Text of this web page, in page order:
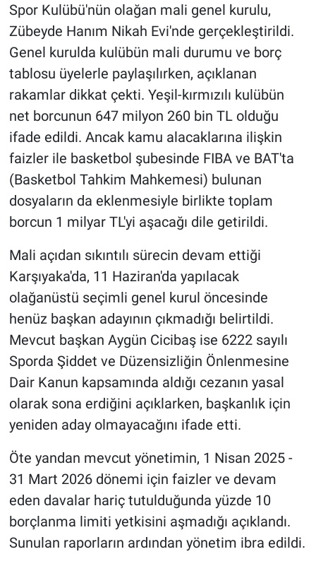
Spor Kulübü'nün olağan mali genel kurulu,
Zübeyde Hanım Nikah Evi'nde gerçekleştirildi.
Genel kurulda kulübün mali durumu ve borç
tablosu üyelerle paylaşılırken, açıklanan
rakamlar dikkat çekti. Yeşil-kırmızılı kulübün
net borcunun 647 milyon 260 bin TL olduğu
ifade edildi. Ancak kamu alacaklarına ilişkin
faizler ile basketbol şubesinde FIBA ve BAT'ta
(Basketbol Tahkim Mahkemesi) bulunan
dosyaların da eklenmesiyle birlikte toplam
borcun 1 milyar TL'yi aşacağı dile getirildi.
Mali açıdan sıkıntılı sürecin devam ettiği
Karşıyaka'da, 11 Haziran'da yapılacak
olağanüstü seçimli genel kurul öncesinde
henüz başkan adayının çıkmadığı belirtildi.
Mevcut başkan Aygün Cicibaş ise 6222 sayılı
Sporda Şiddet ve Düzensizliğin Önlenmesine
Dair Kanun kapsamında aldığı cezanın yasal
olarak sona erdiğini açıklarken, başkanlık için
yeniden aday olmayacağını ifade etti.
Öte yandan mevcut yönetimin, 1 Nisan 2025 -
31 Mart 2026 dönemi için faizler ve devam
eden davalar hariç tutulduğunda yüzde 10
borçlanma limiti yetkisini aşmadığı açıklandı.
Sunulan raporların ardından yönetim ibra edildi.